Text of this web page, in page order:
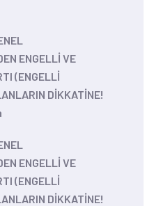
ENGELLİ VE
(ENGELLİ
DİKKATİNE!
ENGELLİ VE
(ENGELLİ
DİKKATİNE!